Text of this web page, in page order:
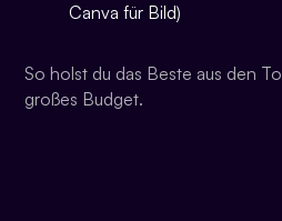
Canva für Bild)
So holst du das Beste aus den
großes Budget.